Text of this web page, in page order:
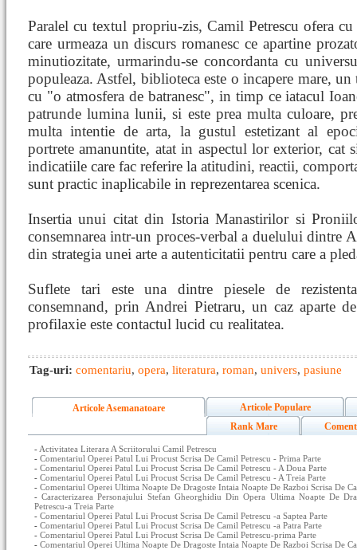
Paralel cu textul propriu-zis, Camil Petrescu ofera
care urmeaza un discurs romanesc ce apartine
minutiozitate, urmarindu-se concordanta cu
populeaza. Astfel, biblioteca este o incapere mare,
cu "o atmosfera de batranesc", in timp ce iatacul
patrunde lumina lunii, si este prea multa culoare,
multa intentie de arta, la gustul estetizant al
portrete amanuntite, atat in aspectul lor exterior,
indicatiile care fac referire la atitudini, reactii,
sunt practic inaplicabile in reprezentarea scenica.
Insertia unui citat din Istoria Manastirilor si
consemnarea intr-un proces-verbal a duelului dintre
din strategia unei arte a autenticitatii pentru care a
Suflete tari este una dintre piesele de
consemnand, prin Andrei Pietraru, un caz aparte
profilaxie este contactul lucid cu realitatea.
Tag-uri: comentariu, opera, literatura, roman, univers, pasiune
Articole Asemanatoare
Articole Populare
Rank Mare
- Activitatea Literara A Scriitorului Camil Petrescu
- Comentariul Operei Patul Lui Procust Scrisa De Camil Petrescu - Prima Parte
- Comentariul Operei Patul Lui Procust Scrisa De Camil Petrescu - A Doua Parte
- Comentariul Operei Patul Lui Procust Scrisa De Camil Petrescu - A Treia Parte
- Comentariul Operei Ultima Noapte De Dragoste Intaia Noapte De Razboi Scrisa De
-Caracterizarea Personajului Stefan Gheorghidiu Din Opera Ultima Noapte De
Petrescu-a Treia Parte
- Comentariul Operei Patul Lui Procust Scrisa De Camil Petrescu -a Saptea Parte
- Comentariul Operei Patul Lui Procust Scrisa De Camil Petrescu -a Patra Parte
- Comentariul Operei Patul Lui Procust Scrisa De Camil Petrescu-prima Parte
- Comentariul Operei Ultima Noapte De Dragoste Intaia Noapte De Razboi Scrisa De